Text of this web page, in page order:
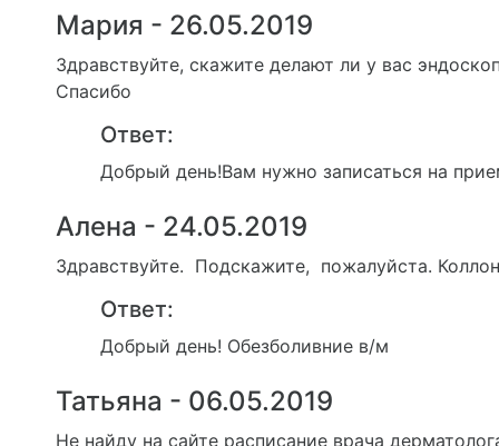
Мария - 26.05.2019
Здравствуйте, скажите делают ли у вас
Спасибо
Ответ:
Добрый день!Вам нужно записаться на
Алена - 24.05.2019
Здравствуйте. Подскажите, пожалуйста.
Ответ:
Добрый день! Обезболивние в/м
Татьяна - 06.05.2019
Не найду на сайте расписание врача